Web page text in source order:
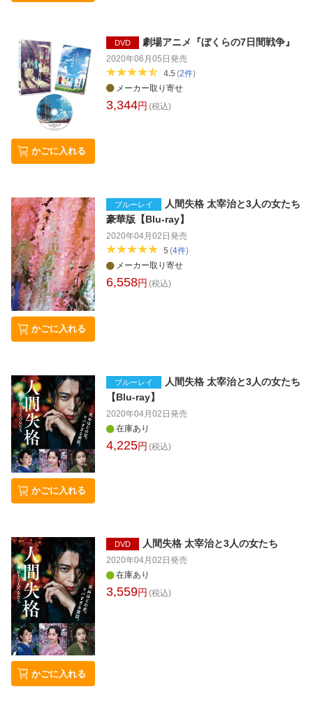
かごに入れる
DVD 劇場アニメ『ぼくらの7日間戦争』
2020年06月05日発売
4.5(2件)
メーカー取り寄せ
3,344円 (税込)
かごに入れる
ブルーレイ
人間失格 太宰治と3人の女たち
豪華版【Blu-ray】
2020年04月02日発売
5(4件)
メーカー取り寄せ
6,558円 (税込)
かごに入れる
ブルーレイ
人間失格 太宰治と3人の女たち
【Blu-ray】
2020年04月02日発売
在庫あり
4,225円 (税込)
かごに入れる
DVD 人間失格 太宰治と3人の女たち
2020年04月02日発売
在庫あり
3,559円 (税込)